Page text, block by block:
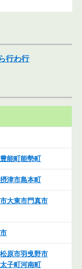
行わ行
豊能町能勢町
摂津市島本町
大東市門真市
松原市羽曵野市
太子町河南町